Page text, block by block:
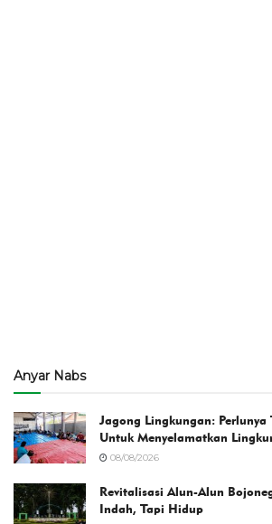
Anyar Nabs
Jagong Lingkungan: Perlunya
Untuk Menyelamatkan
08/08/2026
Revitalisasi Alun-Alun
Indah, Tapi Hidup